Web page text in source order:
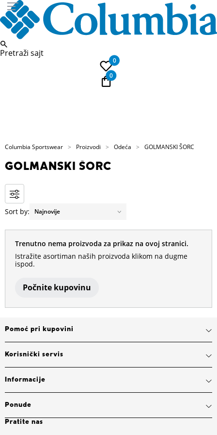
Pretraži sajt
0
0
Columbia Sportswear Proizvodi Odeća GOLMANSKI ŠORC
GOLMANSKI ŠORC
Sort by:
Trenutno nema proizvoda za prikaz na ovoj stranici.
Istražite asortiman naših proizvoda klikom na dugme
ispod.
Počnite kupovinu
Pomoć pri kupovini
Korisnički servis
Informacije
Ponude
Pratite nas